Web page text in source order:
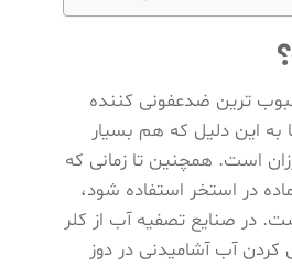
ترین ضدعفونی کننده
این دلیل که هم بسیار
است. همچنین تا زمانی که
در استخر استفاده شود،
در صنایع تصفیه آب از کلر
آب آشامیدنی در دوز